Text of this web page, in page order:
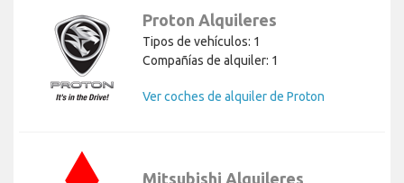
Proton Alquileres
Tipos de vehículos: 1
Compañías de alquiler: 1
Ver coches de alquiler de Proton
Mitsubishi Alquileres